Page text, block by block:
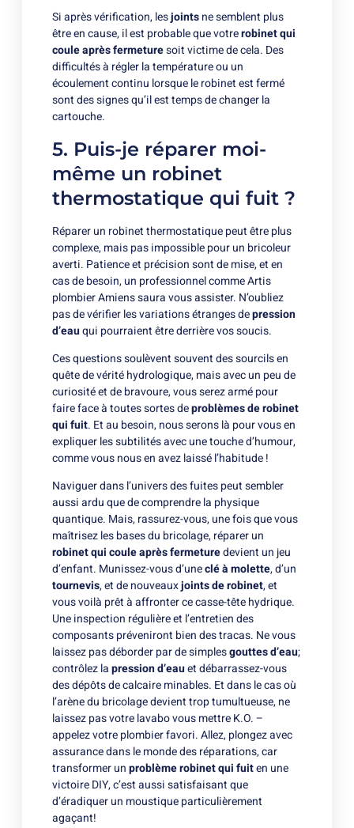
Si après vérification, lesjointsne semblent plus
être en cause, il est probable que votrerobinet qui
coule après fermeturesoit victime de cela. Des
difficultés à régler la température ou un
écoulement continu lorsque le robinet est fermé
sont des signes qu’il est temps de changer la
cartouche.
5. Puis-je réparer moi-
même un robinet
thermostatique qui fuit ?
Réparer un robinet thermostatique peut être plus
complexe, mais pas impossible pour un bricoleur
averti. Patience et précision sont de mise, et en
cas de besoin, un professionnel comme Artis
plombier Amienssaura vous assister. N’oubliez
pas de vérifier les variations étranges depression
d’eauqui pourraient être derrière vos soucis.
Ces questions soulèvent souvent des sourcils en
quête de vérité hydrologique, mais avec un peu de
curiosité et de bravoure, vous serez armé pour
faire face à toutes sortes deproblèmes de robinet
qui fuit. Et au besoin, nous serons là pour vous en
expliquer les subtilités avec une touche d’humour,
comme vous nous en avez laissé l’habitude !
Naviguer dans l’univers des fuites peut sembler
aussi ardu que de comprendre la physique
quantique. Mais, rassurez-vous, une fois que vous
maîtrisez les bases du bricolage, réparer un
robinet qui coule après fermeturedevient un jeu
d’enfant. Munissez-vous d’uneclé à molette, d’un
tournevis, et de nouveauxjoints de robinet, et
vous voilà prêt à affronter ce casse-tête hydrique.
Une inspection régulière et l’entretien des
composants préveniront bien des tracas. Ne vous
laissez pas déborder par de simplesgouttes d’eau;
contrôlez lapression d’eauet débarrassez-vous
des dépôts de calcaire minables. Et dans le cas où
l’arène du bricolage devient trop tumultueuse, ne
laissez pas votre lavabo vous mettre K.O. –
appelez votre plombier favori. Allez, plongez avec
assurance dans le monde des réparations, car
transformer unproblème robinet qui fuiten une
victoire DIY, c’est aussi satisfaisant que
d’éradiquer un moustique particulièrement
agaçant!